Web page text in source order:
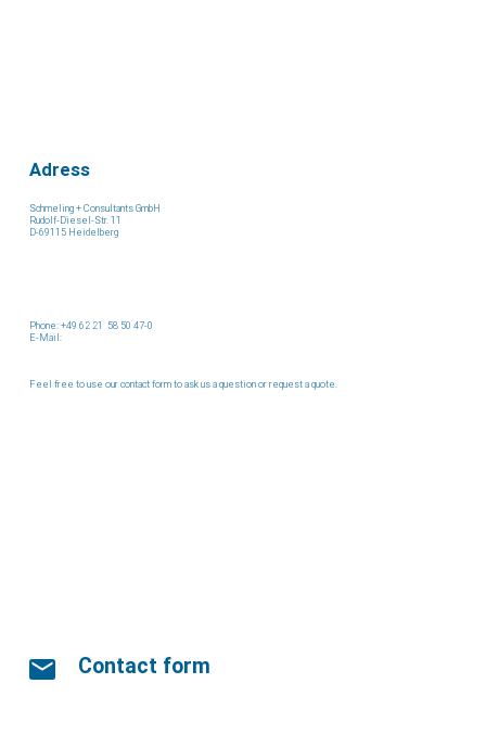
Adress
Schmeling + Consultants GmbH
Rudolf-Diesel-Str. 11
D-69115 Heidelberg
Phone: +49 62 21 58 50 47-0
E-Mail:
Feel free to use our contact form to ask us a question or request a quote.
Contact form